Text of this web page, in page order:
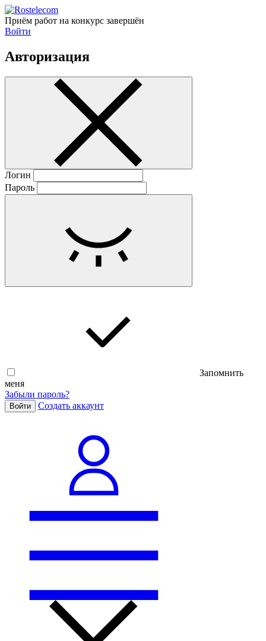
Приём работ на конкурс завершён
Войти
Авторизация
Логин
Пароль
Запомнить
меня
Забыли пароль?
Войти Cоздать аккаунт